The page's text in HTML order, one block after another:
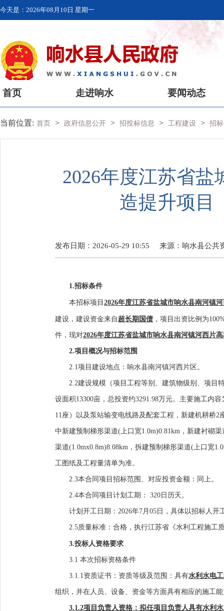
今天是： 2026年08月10日 星期一
首页 走进响水 要闻动态
当前位置: 首页 > 政府信息公开 > 招投标信息 > 工程建设 > 招
2026年度江苏省
造提升项目
发布日期：2026-05-29 10:55 来源： 响水县公共
1.招标条件
本招标项目 2026年度江苏省盐城市响水县南河镇
建设，建设资金来自 超长期国债 ， 项目 出资比例为
件，现对2026年度江苏省盐城市响水县南河镇河西片
2.项目概况与招标范围
2.1项目建设地点： 响水县南河镇河西片区 。
2.2建设规模（项目工程等别、建筑物级别、项目
设面积13300亩，总投资约3291.98万元。主要施工内容
11座）以及泵站输变电线路及配套工程，新建机耕桥2
中新建预制梯形渠道(上口宽1.0m)0.81km，新建衬砌
渠道(1.0mx0.8m)8.08km，拆建预制梯形渠道(上口宽
工图纸及工程量清单为准。
2.3本合同项目招标范围、对应投资金额： 同上。
2.4本合同项目计划工期： 320 日历天。
计划开工日期： 2026年7月 05日 ，具体以招标人开
2.5质量标准：合格 ， 执行江苏省《水利工程施工
3.投标人资格要求
3.1 本次招标资格条件
3.1.1资质证书： 资质等级及范围：具有水利水电
组织 ，并在人员、设备、资金等方面具有相应的施工
3.1.2项目负责人资格： 拟任项目负责人具有水利